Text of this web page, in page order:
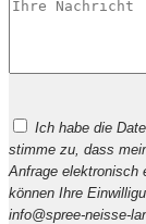
lasse
dieses
Feld
leer.
Ich habe die
stimme zu, dass
Anfrage elektronisch
können Ihre
info@spree-neisse-